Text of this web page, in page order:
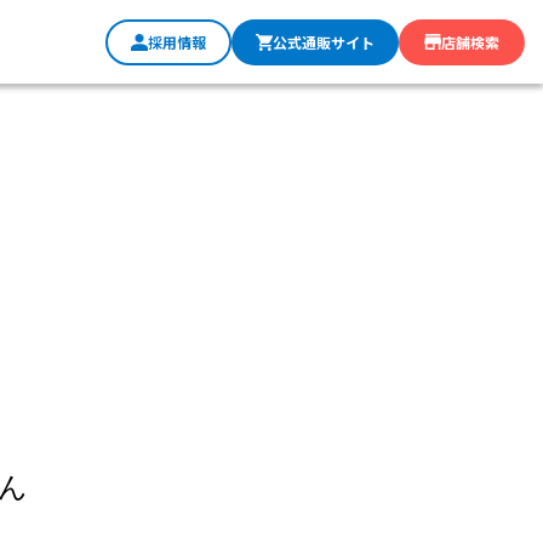
採用情報 公式通販サイト 店舗検索